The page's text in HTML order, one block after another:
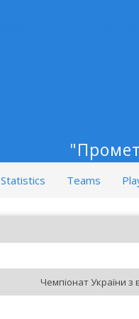
Statistics Teams
Чемпіонат України